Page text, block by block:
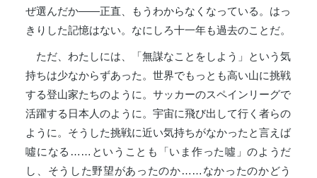
ぜ選んだか——正直、もうわからなくなっている。はっ
きりした記憶はない。なにしろ十一年も過去のことだ。
ただ、わたしには、「無謀なことをしよう」という気
持ちは少なからずあった。世界でもっとも高い山に挑戦
する登山家たちのように。サッカーのスペインリーグで
活躍する日本人のように。宇宙に飛び出して行く者らの
ように。そうした挑戦に近い気持ちがなかったと言えば
噓になる……ということも「いま作った噓」のようだ
し、そうした野望があったのか……なかったのかどう